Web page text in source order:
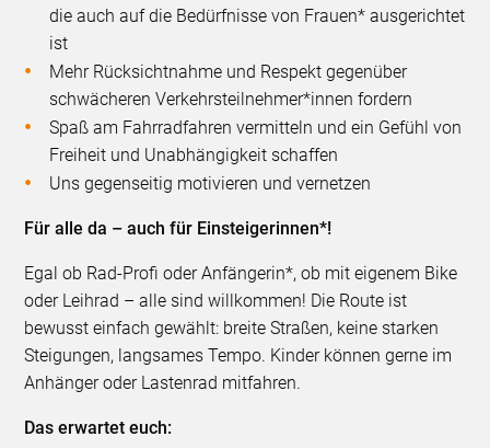
die auch auf die Bedürfnisse von Frauen* ausgerichtet
ist
Mehr Rücksichtnahme und Respekt gegenüber
schwächeren Verkehrsteilnehmer*innen fordern
Spaß am Fahrradfahren vermitteln und ein Gefühl von
Freiheit und Unabhängigkeit schaffen
Uns gegenseitig motivieren und vernetzen
Für alle da – auch für Einsteigerinnen*!
Egal ob Rad-Profi oder Anfängerin*, ob mit eigenem Bike
oder Leihrad – alle sind willkommen! Die Route ist
bewusst einfach gewählt: breite Straßen, keine starken
Steigungen, langsames Tempo. Kinder können gerne im
Anhänger oder Lastenrad mitfahren.
Das erwartet euch: